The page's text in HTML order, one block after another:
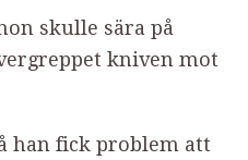
skulle sära på
kniven mot
han fick problem att